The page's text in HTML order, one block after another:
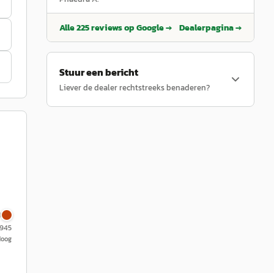
Alle225reviews op Google → Dealerpagina →
Stuur een bericht
Liever de dealer rechtstreeks benaderen?